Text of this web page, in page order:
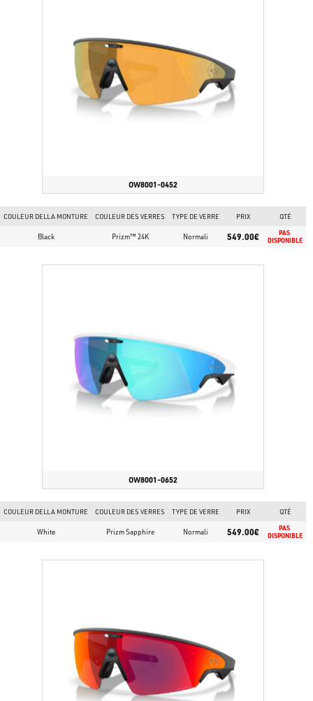
Champ de vision ultra grand angle de 122°, caméra 12 MP et
enregistrement en 3K UHD.
Audio de haute qualité dans des conditions de vent allant jusqu'à 30
Classification IP67 résistante à la sueur, à la poussière et à l'eau.
OW8001-0452
COULEUR DELLA MONTURE COULEUR DES VERRES TYPE DE VERRE PRIX QTÉ
Black Prizm™ 24K Normali 549.00€
PAS
DISPONIBLE
OW8001-0652
COULEUR DELLA MONTURE COULEUR DES VERRES TYPE DE VERRE PRIX QTÉ
White Prizm Sapphire Normali 549.00€
PAS
DISPONIBLE